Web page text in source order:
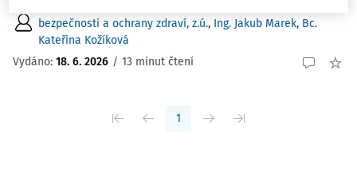
bezpečnosti a ochrany zdraví, z.ú., Ing. Jakub Marek, Bc.
Kateřina Kožíková
Vydáno: 18. 6. 2026 / 13 minut čtení
1